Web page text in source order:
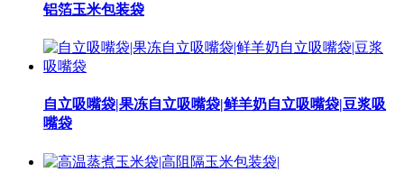
铝箔玉米包装袋
自立吸嘴袋|果冻自立吸嘴袋|鲜羊奶自立吸嘴袋|豆浆吸
嘴袋